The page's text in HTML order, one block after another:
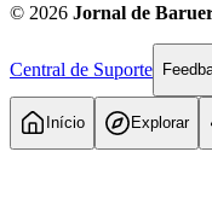
© 2026 Jornal de
Central de Suporte
Início Explorar